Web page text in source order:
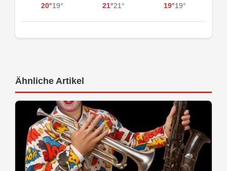
20°19° 21°21° 19°19°
Ähnliche Artikel